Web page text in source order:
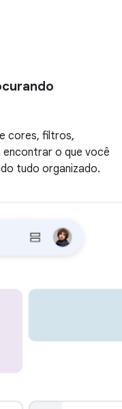
cores, filtros,
o que você
tudo organizado.